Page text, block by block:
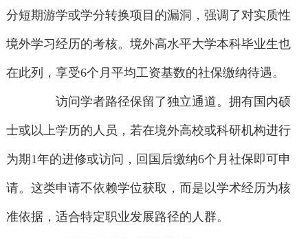
分短期游学或学分转换项目的漏洞，强调了对实质性
境外学习经历的考核。境外高水平大学本科毕业生也
在此列，享受6个月平均工资基数的社保缴纳待遇。
访问学者路径保留了独立通道。拥有国内硕
士或以上学历的人员，若在境外高校或科研机构进行
为期1年的进修或访问，回国后缴纳6个月社保即可申
请。这类申请不依赖学位获取，而是以学术经历为核
准依据，适合特定职业发展路径的人群。